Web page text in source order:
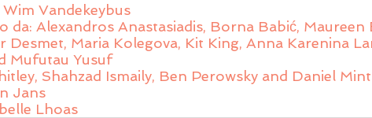
Vandekeybus
da: Alexandros Anastasiadis, Borna Babić, Maureen
Desmet, Maria Kolegova, Kit King, Anna Karenina
Mufutau Yusuf
Shahzad Ismaily, Ben Perowsky and Daniel
Jans
Lhoas